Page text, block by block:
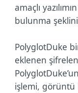
amaçlı
bulunma
PolyglotDuke
eklenen
işlemi, görüntü